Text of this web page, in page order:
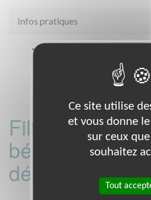
Infos pratiques
68 Avenue
Filtrer les
bénévoles par
département :
Ce site utilise
et vous donne
sur ceux
souhaitez
Tout